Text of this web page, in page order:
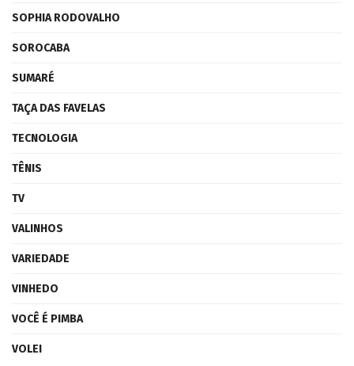
SOPHIA RODOVALHO
SOROCABA
SUMARÉ
TAÇA DAS FAVELAS
TECNOLOGIA
TÊNIS
TV
VALINHOS
VARIEDADE
VINHEDO
VOCÊ É PIMBA
VOLEI